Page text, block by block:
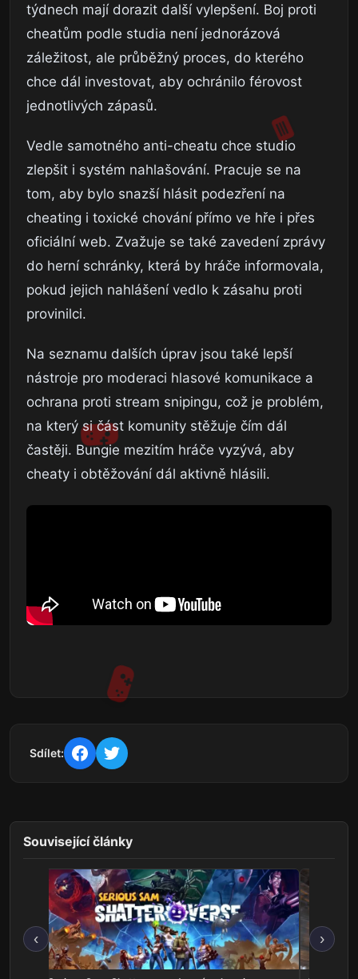
týdnech mají dorazit další vylepšení. Boj proti
cheatům podle studia není jednorázová
záležitost, ale průběžný proces, do kterého
chce dál investovat, aby ochránilo férovost
jednotlivých zápasů.
Vedle samotného anti-cheatu chce studio
zlepšit i systém nahlašování. Pracuje se na
tom, aby bylo snazší hlásit podezření na
cheating i toxické chování přímo ve hře i přes
oficiální web. Zvažuje se také zavedení zprávy
do herní schránky, která by hráče informovala,
pokud jejich nahlášení vedlo k zásahu proti
provinilci.
Na seznamu dalších úprav jsou také lepší
nástroje pro moderaci hlasové komunikace a
ochrana proti stream snipingu, což je problém,
na který si část komunity stěžuje čím dál
častěji. Bungie mezitím hráče vyzývá, aby
cheaty i obtěžování dál aktivně hlásili.
Sdílet:
Související články
‹ ›